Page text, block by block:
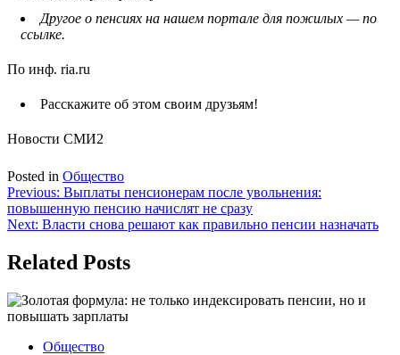
Другое о пенсиях на нашем портале для пожилых — по
ссылке.
По инф. ria.ru
Расскажите об этом своим друзьям!
Новости СМИ2
Posted in Общество
Навигация
по
Previous: Выплаты пенсионерам после увольнения:
повышенную пенсию начислят не сразу
Next: Власти снова решают как правильно пенсии назначать
Related Posts
Общество